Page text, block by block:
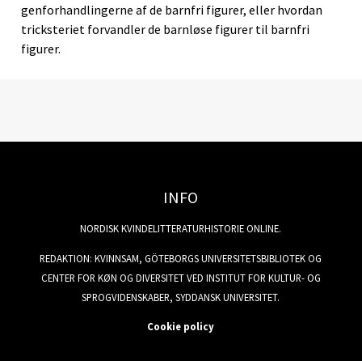
genforhandlingerne af de barnfri figurer, eller hvordan
tricksteriet forvandler de barnløse figurer til barnfri
figurer.
INFO
NORDISK KVINDELITTERATURHISTORIE ONLINE.
REDAKTION: KVINNSAM, GÖTEBORGS UNIVERSITETSBIBLIOTEK OG
CENTER FOR KØN OG DIVERSITET VED INSTITUT FOR KULTUR- OG
SPROGVIDENSKABER, SYDDANSK UNIVERSITET.
Cookie policy